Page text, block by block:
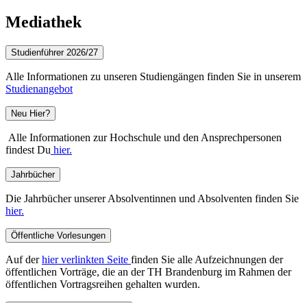
Mediathek
Studienführer 2026/27
Alle Informationen zu unseren Studiengängen finden Sie in unserem
Studienangebot
Neu Hier?
Alle Informationen zur Hochschule und den Ansprechpersonen
findest Du hier.
Jahrbücher
Die Jahrbücher unserer Absolventinnen und Absolventen finden Sie
hier.
Öffentliche Vorlesungen
Auf derhier verlinkten Seite finden Sie alle Aufzeichnungen der
öffentlichen Vorträge, die an der TH Brandenburg im Rahmen der
öffentlichen Vortragsreihen gehalten wurden.